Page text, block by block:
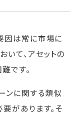
因は常に市場に
て、アセットの
です。
ンに関する類似
があります。そ